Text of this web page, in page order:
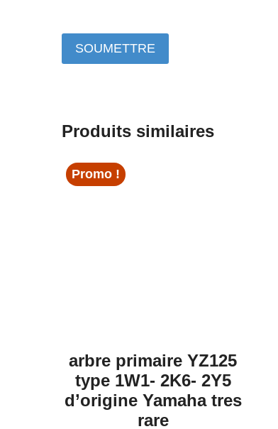
Produits similaires
Promo !
arbre primaire YZ125
type 1W1- 2K6- 2Y5
d’origine Yamaha tres
rare